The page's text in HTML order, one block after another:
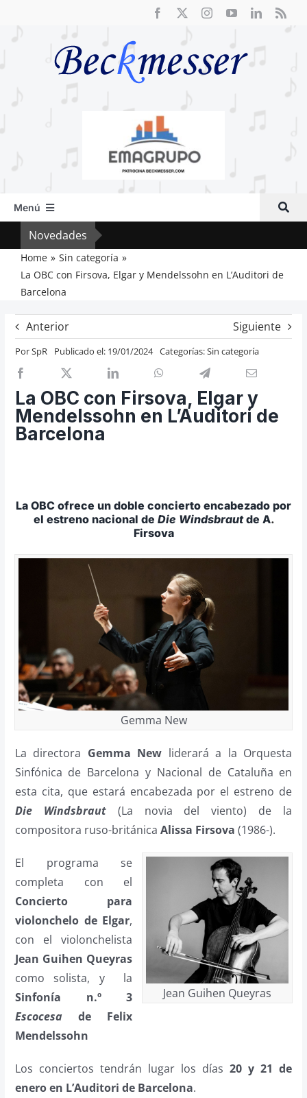
Menú
Inicio
Actual
Artículos
Previos de ópera
Entrevistas
Recomendación
Cosas de Beckmesser
Nosotros y privacidad
Buscar:
Novedades
Home
Sin categoría
La OBC con Firsova, Elgar y Mendelssohn en L’Auditori de
Barcelona
Anterior Siguiente
PorSpR Publicado el: 19/01/2024 Categorías:Sin categoría
La OBC con Firsova, Elgar y
Mendelssohn en L’Auditori de
Barcelona
La OBC ofrece un doble concierto encabezado por
el estreno nacional de Die Windsbrautde A.
Firsova
Gemma New
La directora Gemma New liderará a la Orquesta
Sinfónica de Barcelona y Nacional de Cataluña en
esta cita, que estará encabezada por el estreno de
Die Windsbraut(La novia del viento) de la
compositora ruso-británica Alissa Firsova (1986-).
Jean Guihen Queyras
El programa se
completa con el
Concierto para
violonchelo de Elgar,
con el violonchelista
Jean Guihen Queyras
como solista, y la
Sinfonía n.º 3
Escocesade Felix
Mendelssohn
Los conciertos tendrán lugar los días20 y 21 de
enero en L’Auditori de Barcelona.